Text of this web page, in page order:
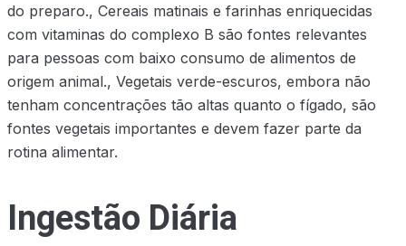
do preparo., Cereais matinais e farinhas enriquecidas
com vitaminas do complexo B são fontes relevantes
para pessoas com baixo consumo de alimentos de
origem animal., Vegetais verde-escuros, embora não
tenham concentrações tão altas quanto o fígado, são
fontes vegetais importantes e devem fazer parte da
rotina alimentar.
Ingestão Diária